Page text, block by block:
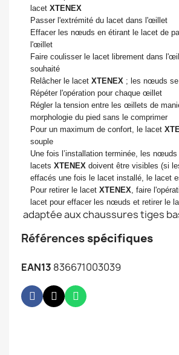
lacet XTENEX
Passer l'extrémité du lacet dans l'œillet
Effacer les nœuds en étirant le lacet de
l'œillet
Faire coulisser le lacet librement dans
souhaité
Relâcher le lacet XTENEX ; les nœuds se
Répéter l'opération pour chaque œillet
Régler la tension entre les œillets de
morphologie du pied sans le comprimer
Pour un maximum de confort, le lacet
souple
Une fois l’installation terminée, les
lacets XTENEX doivent être visibles (si
effacés une fois le lacet installé, le lacet
Pour retirer le lacet XTENEX, faire
lacet pour effacer les nœuds et retirer le
adaptée aux chaussures tiges
Références spécifiques
EAN13 836671003039